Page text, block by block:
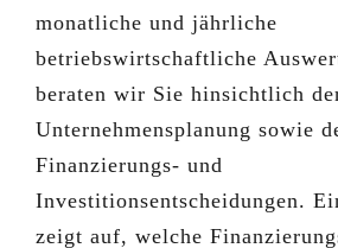
monatliche und jährliche
betriebswirtschaftliche
beraten wir Sie hinsichtlich
Unternehmensplanung sowie
Finanzierungs- und
Investitionsentscheidungen.
zeigt auf, welche